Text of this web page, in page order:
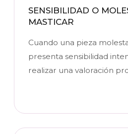
SENSIBILIDAD O
MASTICAR
Cuando una pieza
presenta sensibilidad
realizar una valoración